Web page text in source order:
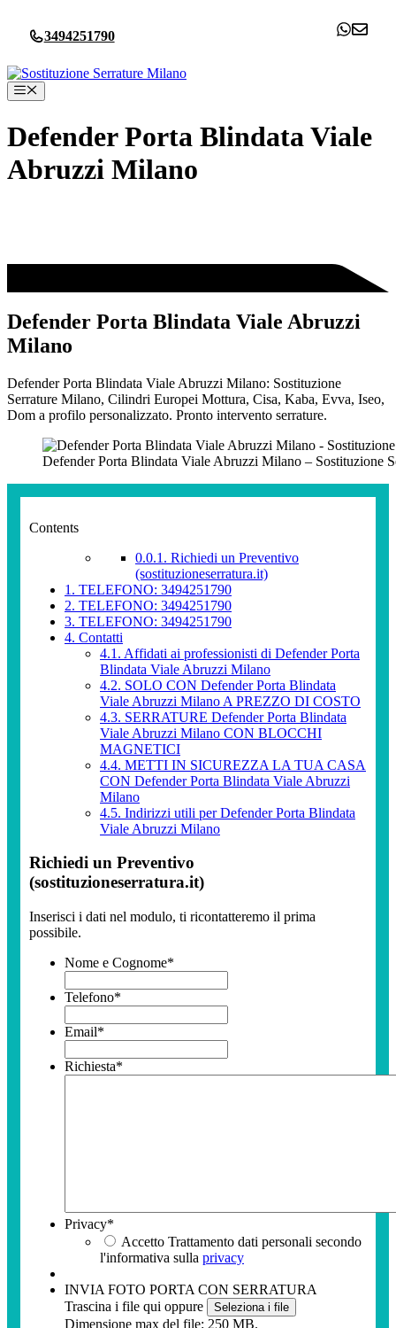
contenuto
3494251790
Menu
Defender Porta Blindata Viale
Abruzzi Milano
Defender Porta Blindata Viale Abruzzi
Milano
Defender Porta Blindata Viale Abruzzi Milano: Sostituzione
Serrature Milano, Cilindri Europei Mottura, Cisa, Kaba, Evva, Iseo,
Dom a profilo personalizzato. Pronto intervento serrature.
Defender Porta Blindata Viale Abruzzi Milano – Sostituzione
Contents
0.0.1. Richiedi un Preventivo
(sostituzioneserratura.it)
1. TELEFONO: 3494251790
2. TELEFONO: 3494251790
3. TELEFONO: 3494251790
4. Contatti
4.1. Affidati ai professionisti di Defender Porta
Blindata Viale Abruzzi Milano
4.2. SOLO CON Defender Porta Blindata
Viale Abruzzi Milano A PREZZO DI COSTO
4.3. SERRATURE Defender Porta Blindata
Viale Abruzzi Milano CON BLOCCHI
MAGNETICI
4.4. METTI IN SICUREZZA LA TUA CASA
CON Defender Porta Blindata Viale Abruzzi
Milano
4.5. Indirizzi utili per Defender Porta Blindata
Viale Abruzzi Milano
Richiedi un Preventivo
(sostituzioneserratura.it)
Inserisci i dati nel modulo, ti ricontatteremo il prima
possibile.
Nome e Cognome*
Telefono*
Email*
Richiesta*
Privacy*
Accetto Trattamento dati personali secondo
l'informativa sulla privacy
INVIA FOTO PORTA CON SERRATURA
Trascina i file qui oppure
Seleziona i file
Dimensione max del file: 250 MB.